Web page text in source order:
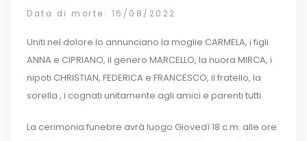
Data di morte: 16/08/2022
Uniti nel dolore lo annunciano la moglie CARMELA, i figli
ANNA e CIPRIANO, il genero MARCELLO, la nuora MIRCA, i
nipoti CHRISTIAN, FEDERICA e FRANCESCO, il fratello, la
sorella , i cognati unitamente agli amici e parenti tutti.
La cerimonia funebre avrà luogo Giovedì 18 c.m. alle ore